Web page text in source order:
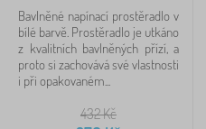
Bavlněné napínací prostěradlo v
bílé barvě. Prostěradlo je utkáno
z kvalitních bavlněných přízí, a
proto si zachovává své vlastnosti
i při opakovaném...
432Kč